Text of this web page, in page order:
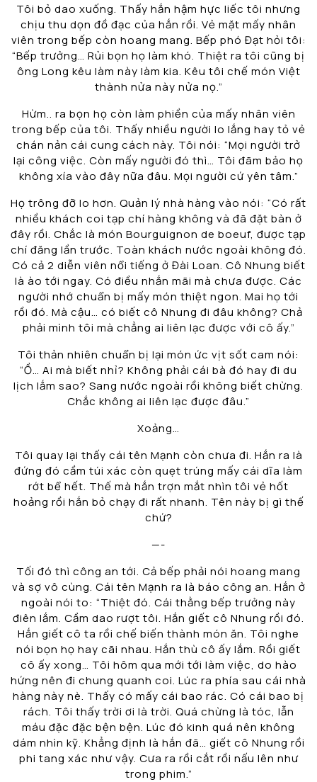
Tôi bỏ dao xuống. Thấy hắn hậm hực liếc tôi nhưng
chịu thu dọn đồ đạc của hắn rồi. Vẻ mặt mấy nhân
viên trong bếp còn hoang mang. Bếp phó Đạt hỏi tôi:
“Bếp trưởng… Rủi bọn họ làm khó. Thiệt ra tôi cũng bị
ông Long kêu làm này làm kia. Kêu tôi chế món Việt
thành nửa này nửa nọ.”
Hừm.. ra bọn họ còn làm phiền của mấy nhân viên
trong bếp của tôi. Thấy nhiều người lo lắng hay tỏ vẻ
chán nản cái cung cách này. Tôi nói: “Mọi người trở
lại công việc. Còn mấy người đó thì… Tôi đãm bảo họ
không xía vào đây nữa đâu. Mọi người cứ yên tâm.”
Họ trông đỡ lo hơn. Quản lý nhà hàng vào nói: “Có rất
nhiều khách coi tạp chí hàng không và đã đặt bàn ở
đây rồi. Chắc là món Bourguignon de boeuf, được tạp
chí đăng lần trước. Toàn khách nước ngoài không đó.
Có cả 2 diễn viên nổi tiếng ở Đài Loan. Cô Nhung biết
là ào tới ngay. Có điều nhắn mãi mà chưa được. Các
người nhớ chuẩn bị mấy món thiệt ngon. Mai họ tới
rồi đó. Mà cậu… có biết cô Nhung đi đâu không? Chả
phải mình tôi mà chẳng ai liên lạc được với cô ấy.”
Tôi thản nhiên chuẩn bị lại món ức vịt sốt cam nói:
“Ồ… Ai mà biết nhỉ? Không phải cái bà đó hay đi du
lịch lắm sao? Sang nước ngoài rồi không biết chừng.
Chắc không ai liên lạc được đâu.”
Xoảng…
Tôi quay lại thấy cái tên Mạnh còn chưa đi. Hắn ra là
đứng đó cầm túi xác còn quẹt trúng mấy cái dĩa làm
rớt bể hết. Thế mà hắn trợn mắt nhìn tôi vẻ hốt
hoảng rồi hắn bỏ chạy đi rất nhanh. Tên này bị gì thế
chứ?
—-
Tối đó thì công an tới. Cả bếp phải nói hoang mang
và sợ vô cùng. Cái tên Mạnh ra là báo công an. Hắn ở
ngoài nói to: “Thiệt đó. Cái thằng bếp trưởng này
điên lắm. Cầm dao rượt tôi. Hắn giết cô Nhung rồi đó.
Hắn giết cô ta rồi chế biến thành món ăn. Tôi nghe
nói bọn họ hay cãi nhau. Hắn thù cô ấy lắm. Rồi giết
cô ấy xong… Tôi hôm qua mới tới làm việc, do hào
hứng nên đi chung quanh coi. Lúc ra phía sau cái nhà
hàng này nè. Thấy có mấy cái bao rác. Có cái bao bị
rách. Tôi thấy trời ơi là trời. Quá chừng là tóc, lẫn
máu đặc đặc bện bện. Lúc đó kinh quá nên không
dám nhìn kỹ. Khẳng định là hắn đã… giết cô Nhung rồi
phi tang xác như vậy. Cưa ra rồi cắt rồi nấu lên như
trong phim.”